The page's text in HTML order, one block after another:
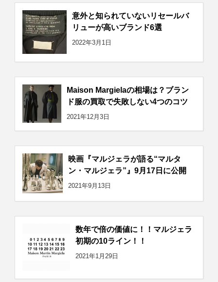
意外と知られていないリセールバ
リューが高いブランド6選
2022年3月1日
Maison Margielaの相場は？ブラン
ド服の買取で失敗しない4つのコツ
2021年12月3日
映画『マルジェラが語る“マルタ
ン・マルジェラ”』9月17日に公開
2021年9月13日
数年で倍の価値に！！マルジェラ
初期の10ライン！！
2021年1月29日